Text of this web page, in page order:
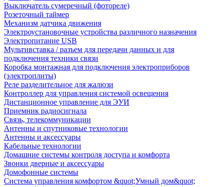
Выключатель сумеречный (фотореле)
Розеточный таймер
Механизм датчика движения
Электроустановочные устройства различного назначения
Электропитание USB
Мультивставка / разъем для передачи данных и для
подключения техники связи
Коробка монтажная для подключения электроприборов
(электроплиты)
Реле разделительное для жалюзи
Контроллер для управления системой освещения
Дистанционное управление для ЭУИ
Приемник радиосигнала
Связь, телекоммуникации
Антенны и спутниковые технологии
Антенны и аксессуары
Кабельные технологии
Домашние системы контроля доступа и комфорта
Звонки дверные и аксессуары
Домофонные системы
Система управления комфортом &quot;Умный дом&quot;